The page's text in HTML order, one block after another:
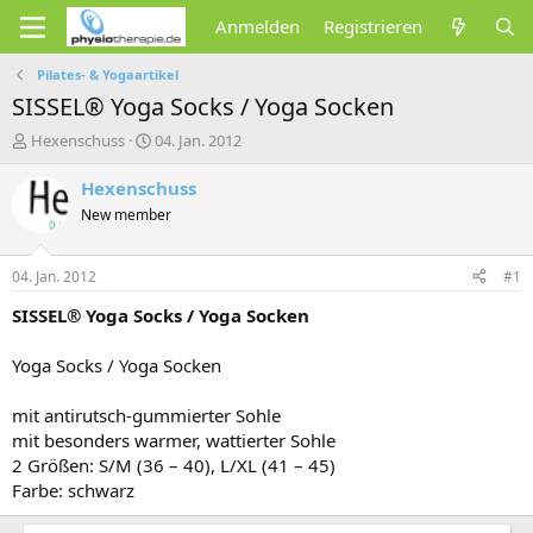
Anmelden Registrieren
Pilates- & Yogaartikel
SISSEL® Yoga Socks / Yoga Socken
E
s
t
e
r
Hexenschuss
E
s
e
t
a
04. Jan. 2012
Hexenschuss
New member
04. Jan. 2012 #1
SISSEL® Yoga Socks / Yoga Socken
Yoga Socks / Yoga Socken
mit antirutsch-gummierter Sohle
mit besonders warmer, wattierter Sohle
2 Größen: S/M (36 – 40), L/XL (41 – 45)
Farbe: schwarz